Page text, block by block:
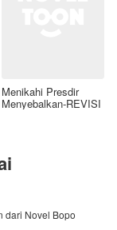
Menikahi Presdir
Menyebalkan-REVISI
dari Novel Bopo